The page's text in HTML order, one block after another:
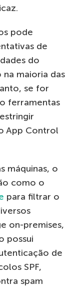
pode
de
do
na maioria das
se for
ferramentas
App Control
máquinas, o
como o
para filtrar o
on-premises,
possui
de
SPF,
spam